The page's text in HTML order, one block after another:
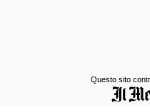
Questo sito